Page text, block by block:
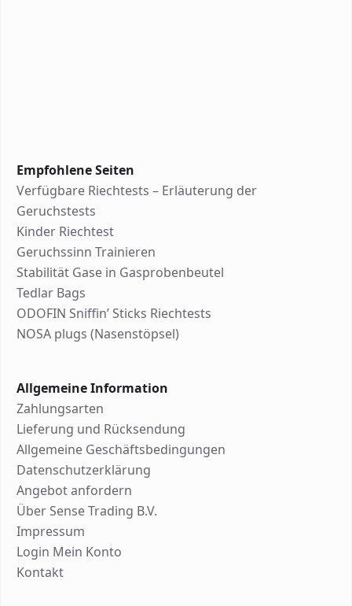
Empfohlene Seiten
Verfügbare Riechtests – Erläuterung der
Geruchstests
Kinder Riechtest
Geruchssinn Trainieren
Stabilität Gase in Gasprobenbeutel
Tedlar Bags
ODOFIN Sniffin’ Sticks Riechtests
NOSA plugs (Nasenstöpsel)
Allgemeine Information
Zahlungsarten
Lieferung und Rücksendung
Allgemeine Geschäftsbedingungen
Datenschutzerklärung
Angebot anfordern
Über Sense Trading B.V.
Impressum
Login Mein Konto
Kontakt